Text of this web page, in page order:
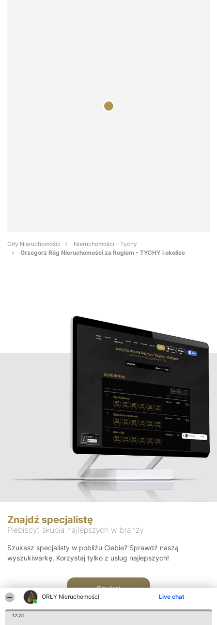
ORŁY Nieruchomości Live chat
12:31
Orły Nieruchomości
Nieruchomości - Tychy
Grzegorz Róg Nieruchomości za Rogiem - TYCHY i okolice
Znajdź specjalistę
Plebiscyt skupia najlepszych w branży
Szukasz specjalisty w pobliżu Ciebie? Sprawdź naszą
wyszukiwarkę. Korzystaj tylko z usług najlepszych!
Szukaj